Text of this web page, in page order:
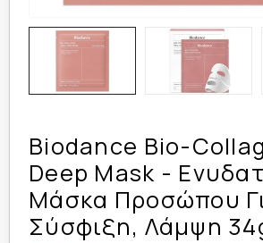
Biodance Bio-
Deep Mask -
Μάσκα Προσώπου
Σύσφιξη, Λάμψη